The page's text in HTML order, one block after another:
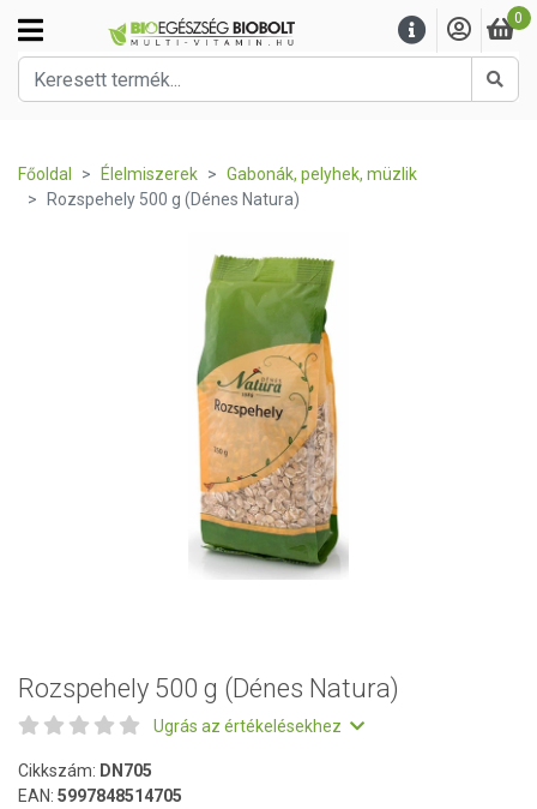
0
Főoldal Élelmiszerek
Gabonák, pelyhek, müzlik
Rozspehely 500 g (Dénes Natura)
Rozspehely 500 g (Dénes Natura)
Ugrás az értékelésekhez
Cikkszám: DN705
EAN: 5997848514705